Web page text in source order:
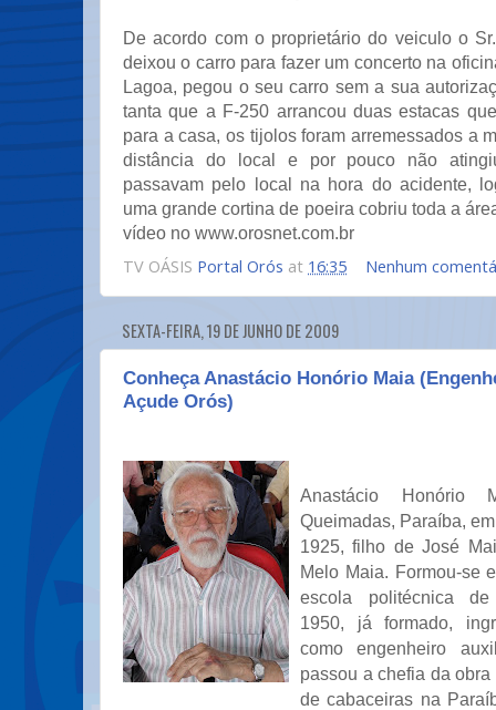
De acordo com o proprietário do veiculo o
deixou o carro para fazer um concerto na
Lagoa, pegou o seu carro sem a sua
tanta que a F-250 arrancou duas estacas
para a casa, os tijolos foram arremessados a
distância do local e por pouco não
passavam pelo local na hora do acidente,
uma grande cortina de poeira cobriu toda a
vídeo no www.orosnet.com.br
TV OÁSIS Portal Orós at 16:35 Nenhum
SEXTA-FEIRA, 19 DE JUNHO DE 2009
Conheça Anastácio Honório Maia
Açude Orós)
Anastácio Honório
Queimadas, Paraíba,
1925, filho de José
Melo Maia. Formou-se
escola politécnica
1950, já formado,
como engenheiro
passou a chefia da
de cabaceiras na